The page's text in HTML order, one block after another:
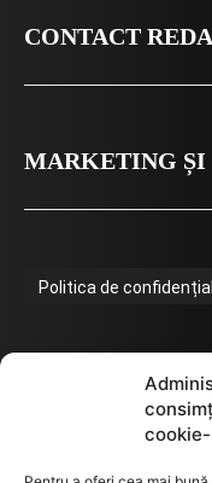
CONTACT
MARKETING
Politica de
Termeni de utilizare